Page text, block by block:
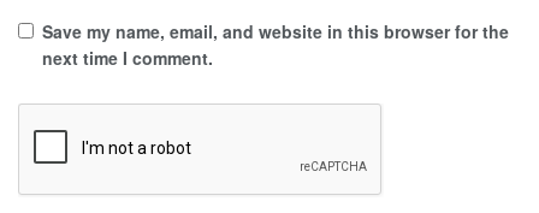
Save my name, email, and website in this browser for the
next time I comment.